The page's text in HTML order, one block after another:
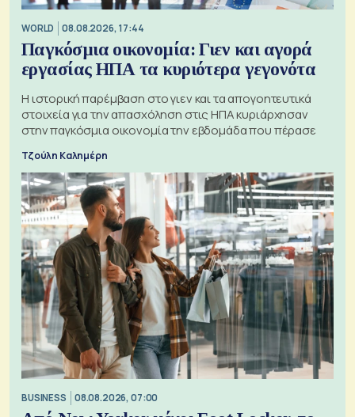
WORLD 08.08.2026, 17:44
Παγκόσμια οικονομία: Γιεν και αγορά
εργασίας ΗΠΑ τα κυριότερα γεγονότα
Η ιστορική παρέμβαση στο γιεν και τα απογοητευτικά
στοιχεία για την απασχόληση στις ΗΠΑ κυριάρχησαν
στην παγκόσμια οικονομία την εβδομάδα που πέρασε
Τζούλη Καλημέρη
BUSINESS 08.08.2026, 07:00